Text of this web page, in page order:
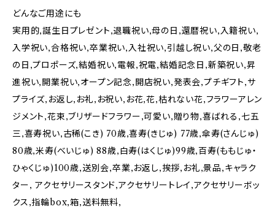
どんなご用途にも
実用的,誕生日プレゼント,退職祝い,母の日,還暦祝い,入籍祝い,
入学祝い,合格祝い,卒業祝い,入社祝い,引越し祝い,父の日,敬老
の日,プロポーズ,結婚祝い,電報,祝電,結婚記念日,新築祝い,昇
進祝い,開業祝い,オープン記念,開店祝い,発表会,プチギフト,サ
プライズ,お返し,お礼,お祝い,お花,花,枯れない花,フラワーアレン
ジメント,花束,ブリザードフラワー,可愛い,贈り物,喜ばれる,七五
三,喜寿祝い,古稀(こき) 70歳,喜寿(きじゅ) 77歳,傘寿(さんじゅ)
80歳,米寿(べいじゅ) 88歳,白寿(はくじゅ)99歳,百寿(ももじゅ・
ひゃくじゅ)100歳,送別会,卒業,お返し,挨拶,お礼,景品,キャラク
ター, アクセサリースタンド,アクセサリートレイ,アクセサリーボッ
クス,指輪box,箱,送料無料,